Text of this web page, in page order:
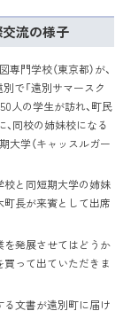
流の様子
門学校（東京都）が、
別で「遠別サマースク
人の学生が訪れ、町民
同校の姉妹校になる
大学（キャッスルガー
校と同短期大学の姉妹
町長が来賓として出席
を発展させてはどうか
買って出ていただきま
る文書が遠別町に届け